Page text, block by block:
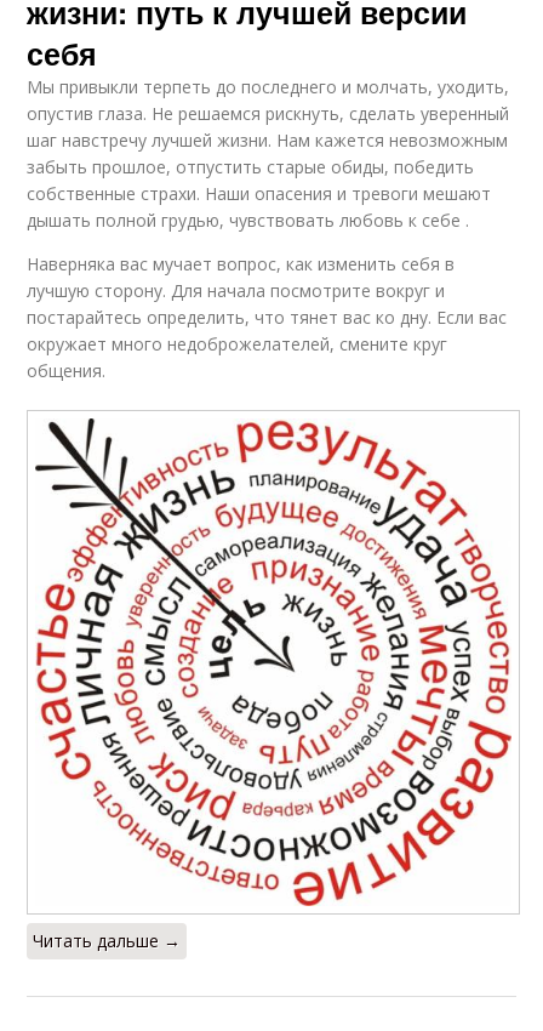
жизни: путь к лучшей версии
себя
Мы привыкли терпеть до последнего и молчать, уходить,
опустив глаза. Не решаемся рискнуть, сделать уверенный
шаг навстречу лучшей жизни. Нам кажется невозможным
забыть прошлое, отпустить старые обиды, победить
собственные страхи. Наши опасения и тревоги мешают
дышать полной грудью, чувствовать любовь к себе .
Наверняка вас мучает вопрос, как изменить себя в
лучшую сторону. Для начала посмотрите вокруг и
постарайтесь определить, что тянет вас ко дну. Если вас
окружает много недоброжелателей, смените круг
общения.
Читать дальше →